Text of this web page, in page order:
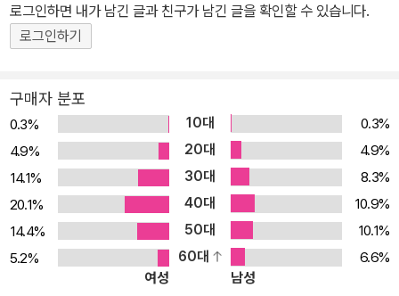
그해 4월 2일 고등법원은 그에 대한 유죄판결을 기각했다. 프랑스 육
군 역시 고등법원의 판결에 항소했다. 에밀 졸라는 새로운 재판이 열
다. 1899년 6월 5일 드레퓌스 대위가 대통령 특사로 석방되면서 에
밀 졸라도 영국에서 프랑스로 귀국했다. 그는 다시 활동을 재개하는
듯 보였다. 그런데 1902년 9월 29일 밤 뜻밖의 사고가 발생했다. 메
당(Médan)의 별장에서 여름을 보내고 파리의 아파트로 돌아온 에밀
졸라 부부는 몇 달째 비워두었던 집 안이 눅눅하다고 느꼈다. 그들은
난로를 피우고 식사를 한 후 잠자리에 들었다. 한밤중에 마담 졸라는
몸에 이상을 느끼며 잠에서 깨어났다. 그녀는 머리가 무겁고 속이 메
스꺼웠다. 난로에서 발생한 일산화탄소 중독이었다. 에밀 졸라 역시
의 답장을 보내고는 30년 이상 우정을 지켜 온 친구와 서신은 물론
만남 자체를 끊어 버렸다. 그 후 세잔은 졸라의 장례식에도 참석하지
파리 예술계를 무대로 제2제정기를 살았던 예술가들을 소설 속에 등
장시키며 예술 창작의 여러 문제를 심각하고 밀도 있게 부각시키려고
했다. 특히 주인공 클로드 랑티에를 통해 자신이 옹호한 인상파 화가
들의 삶과 작품의 탄생 과정을 대변하고자 했는데, 결국 졸라는 예술
가들이란 인간으로서 신의 영역에 도전하는 창조 행위에 몸담은 사람
들이므로 필연적으로 패배할 수밖에 없다고 여겼다. 이를 테면 예술
에 대한 열정으로 광기에 휩싸였던 주인공 클로드의 시신 아래 쓰러
져 처참하게 절규하는 그의 아내 크리스틴의 비참한 몰락은 그림 앞
로그인하면 내가 남긴 글과 친구가 남긴 글을 확인할 수 있습니다.
로그인하기
구매자 분포
0.3% 10대
0.3%
4.9%
20대
4.9%
14.1%
30대
8.3%
20.1%
40대
10.9%
14.4%
50대
10.1%
5.2%
60대
6.6%
여성
남성